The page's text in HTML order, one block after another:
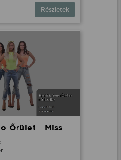
Részletek
Őrület - Miss